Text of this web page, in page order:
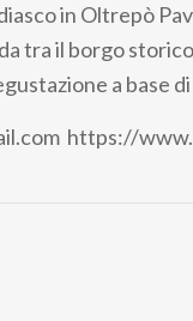
in Oltrepò
tra il borgo
a base
https://